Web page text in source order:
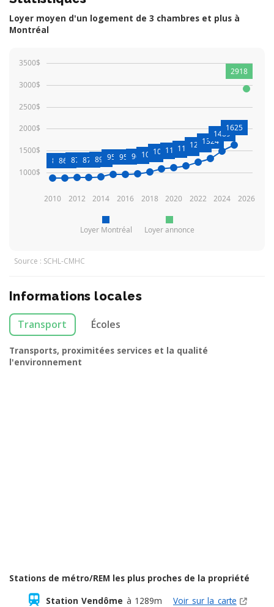
Loyer moyen d'un logement de 3 chambres et plus à
Montréal
Loyer Montréal Loyer annonce
2010 2012 2014 2016 2018 2020 2022 2024 2026
1000$
1500$
2000$
2500$
3000$
3500$
863868876879898953958966100910721113114612321324
1489
1625
2918
Source : SCHL-CMHC
Informations locales
Transport Écoles
Transports, proximitées services et la qualité
l'environnement
Stations de métro/REM les plus proches de la propriété
Station Vendôme à 1289m Voir sur la carte